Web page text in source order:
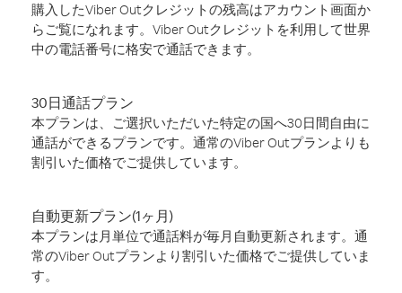
購入したViber Outクレジットの残高はアカウント画面か
らご覧になれます。Viber Outクレジットを利用して世界
中の電話番号に格安で通話できます。
30日通話プラン
本プランは、ご選択いただいた特定の国へ30日間自由に
通話ができるプランです。通常のViber Outプランよりも
割引いた価格でご提供しています。
自動更新プラン(1ヶ月)
本プランは月単位で通話料が毎月自動更新されます。通
常のViber Outプランより割引いた価格でご提供していま
す。